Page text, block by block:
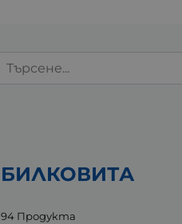
БИЛКОВИТА
94 Продукта